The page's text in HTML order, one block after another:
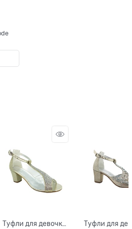
Туфли для девочки,
Туфли для